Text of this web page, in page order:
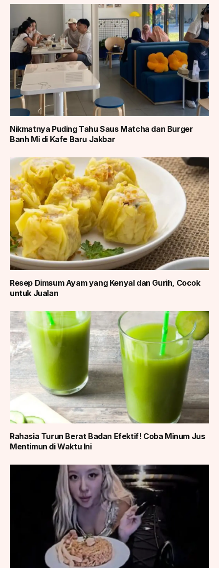
Nikmatnya Puding Tahu Saus Matcha dan Burger
Banh Mi di Kafe Baru Jakbar
Resep Dimsum Ayam yang Kenyal dan Gurih, Cocok
untuk Jualan
Rahasia Turun Berat Badan Efektif! Coba Minum Jus
Mentimun di Waktu Ini